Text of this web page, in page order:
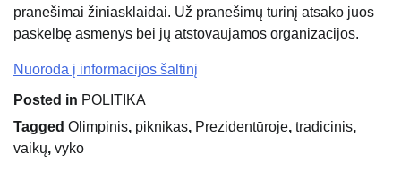
pranešimai žiniasklaidai. Už pranešimų turinį atsako juos
paskelbę asmenys bei jų atstovaujamos organizacijos.
Nuoroda į informacijos šaltinį
Posted in POLITIKA
Tagged Olimpinis, piknikas, Prezidentūroje, tradicinis,
vaikų, vyko